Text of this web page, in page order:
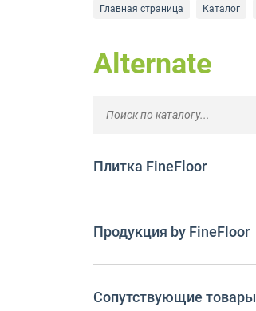
Главная страница Каталог
Alternate
Плитка FineFloor
Продукция by FineFloor
Сопутствующие товары